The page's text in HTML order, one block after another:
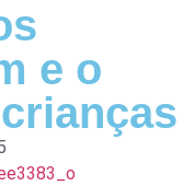
e o